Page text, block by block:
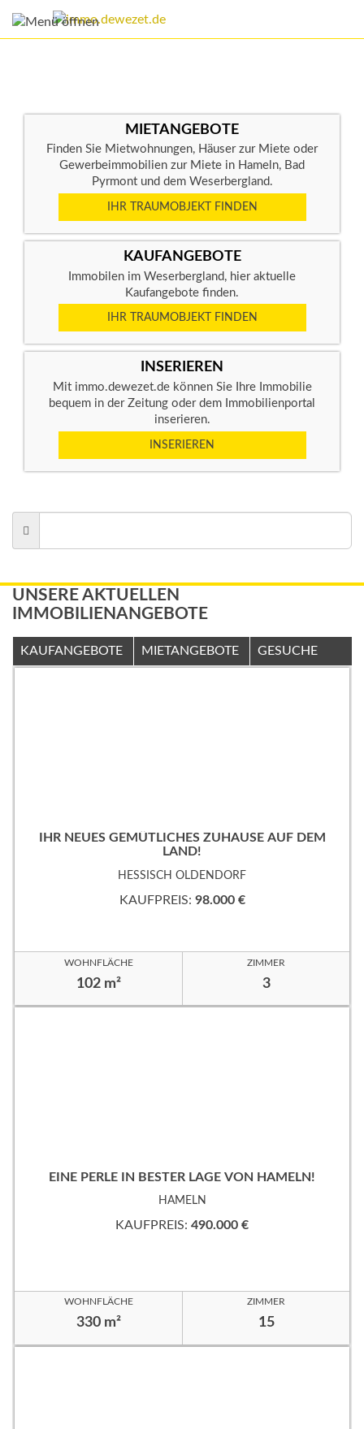
MIETANGEBOTE
Finden Sie Mietwohnungen, Häuser zur Miete oder
Gewerbeimmobilien zur Miete in Hameln, Bad
Pyrmont und dem Weserbergland.
IHR TRAUMOBJEKT FINDEN
KAUFANGEBOTE
Immobilen im Weserbergland, hier aktuelle
Kaufangebote finden.
IHR TRAUMOBJEKT FINDEN
INSERIEREN
Mit immo.dewezet.de können Sie Ihre Immobilie
bequem in der Zeitung oder dem Immobilienportal
inserieren.
INSERIEREN
UNSERE AKTUELLEN
IMMOBILIENANGEBOTE
KAUFANGEBOTE MIETANGEBOTE GESUCHE
IHR NEUES GEMÜTLICHES ZUHAUSE AUF DEM
LAND!
HESSISCH OLDENDORF
KAUFPREIS: 98.000 €
WOHNFLÄCHE
102 m²
ZIMMER
3
EINE PERLE IN BESTER LAGE VON HAMELN!
HAMELN
KAUFPREIS: 490.000 €
WOHNFLÄCHE
330 m²
ZIMMER
15